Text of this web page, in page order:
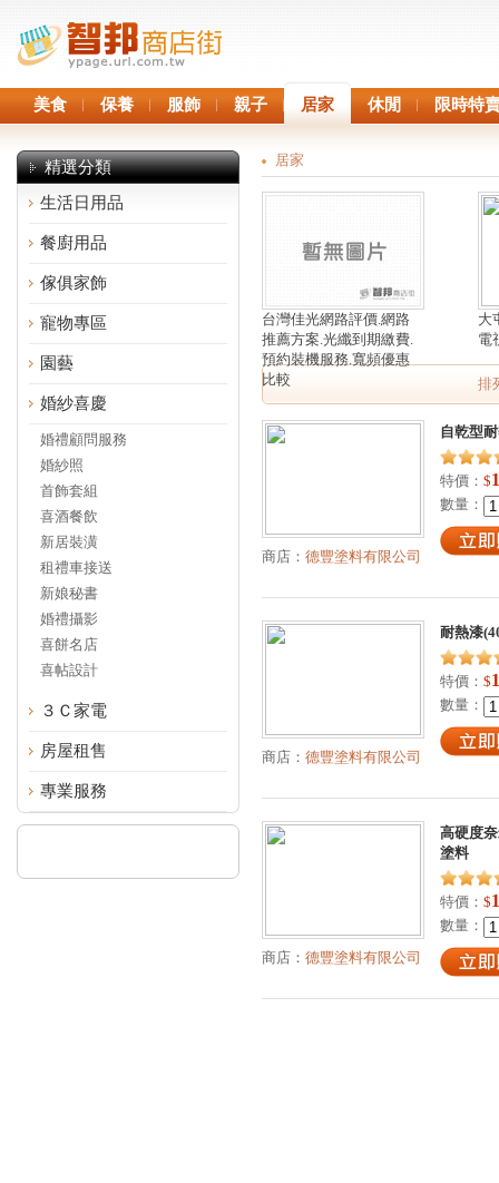
美食 保養 服飾 親子 居家 休閒 限時特
精選分類
生活日用品
餐廚用品
傢俱家飾
寵物專區
園藝
婚紗喜慶
婚禮顧問服務
婚紗照
首飾套組
喜酒餐飲
新居裝潢
租禮車接送
新娘秘書
婚禮攝影
喜餅名店
喜帖設計
３Ｃ家電
房屋租售
專業服務
居家
台灣佳光網路評價.網路
推薦方案.光纖到期繳費.
預約裝機服務.寬頻優惠
比較
大
電
排
商店： 德豐塗料有限公司
自乾型
特價： $1
數量：
商店： 德豐塗料有限公司
耐熱漆
特價： $1
數量：
商店： 德豐塗料有限公司
高硬度
塗料
特價： $1
數量：